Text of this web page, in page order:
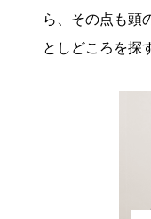
ら、その点も頭
としどころを探